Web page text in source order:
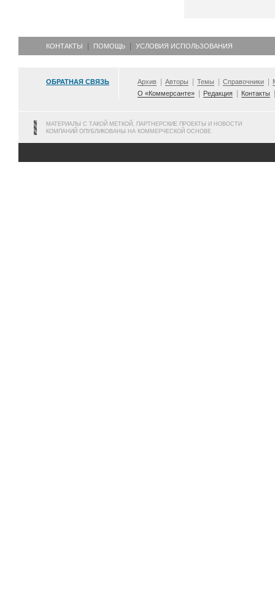
КОНТАКТЫ ПОМОЩЬ УСЛОВИЯ ИСПОЛЬЗОВАНИЯ
ОБРАТНАЯ СВЯЗЬ Архив Авторы Темы Справочники
О «Коммерсанте»
Редакция Контакты
МАТЕРИАЛЫ С ТАКОЙ МЕТКОЙ, ПАРТНЕРСКИЕ ПРОЕКТЫ И НОВОСТИ
КОМПАНИЙ ОПУБЛИКОВАНЫ НА КОММЕРЧЕСКОЙ ОСНОВЕ